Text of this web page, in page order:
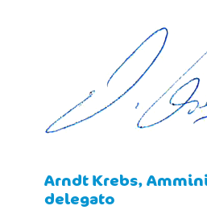
Arndt Krebs,
delegato